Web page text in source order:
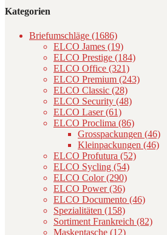
Kategorien
Briefumschläge (1686)
ELCO James (19)
ELCO Prestige (184)
ELCO Office (321)
ELCO Premium (243)
ELCO Classic (28)
ELCO Security (48)
ELCO Laser (61)
ELCO Proclima (86)
Grosspackungen (46)
Kleinpackungen (46)
ELCO Profutura (52)
ELCO Sycling (54)
ELCO Color (290)
ELCO Power (36)
ELCO Documento (46)
Spezialitäten (158)
Sortiment Frankreich (82)
Maskentasche (12)